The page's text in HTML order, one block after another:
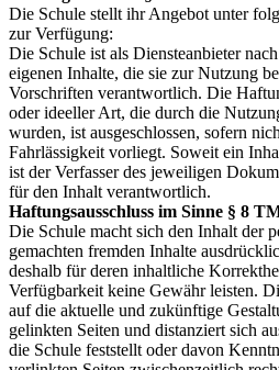
Die Schule stellt ihr Angebot unter
zur Verfügung:
Die Schule ist als Diensteanbieter
eigenen Inhalte, die sie zur Nutzung
Vorschriften verantwortlich. Die
oder ideeller Art, die durch die
wurden, ist ausgeschlossen, sofern
Fahrlässigkeit vorliegt. Soweit ein
ist der Verfasser des jeweiligen
für den Inhalt verantwortlich.
Haftungsausschluss im Sinne § 8
Die Schule macht sich den Inhalt der
gemachten fremden Inhalte
deshalb für deren inhaltliche
Verfügbarkeit keine Gewähr leisten.
auf die aktuelle und zukünftige
gelinkten Seiten und distanziert sich
die Schule feststellt oder davon